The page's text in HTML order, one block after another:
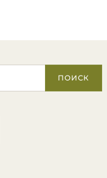
ПОИСК